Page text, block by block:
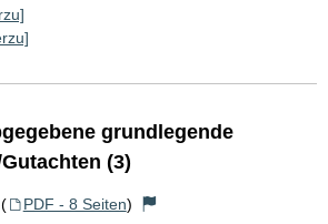
grundlegende
(3)
( PDF - 8 Seiten)